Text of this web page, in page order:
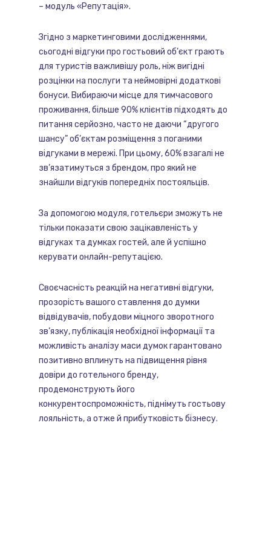
– модуль «Репутація».
Згідно з маркетинговими дослідженнями,
сьогодні відгуки про гостьовий об’єкт грають
для туристів важливішу роль, ніж вигідні
розцінки на послуги та неймовірні додаткові
бонуси. Вибираючи місце для тимчасового
проживання, більше 90% клієнтів підходять до
питання серйозно, часто не даючи “другого
шансу” об’єктам розміщення з поганими
відгуками в мережі. При цьому, 60% взагалі не
зв’язатимуться з брендом, про який не
знайшли відгуків попередніх постояльців.
За допомогою модуля, готельєри зможуть не
тільки показати свою зацікавленість у
відгуках та думках гостей, але й успішно
керувати онлайн-репутацією.
Своєчасність реакцій на негативні відгуки,
прозорість вашого ставлення до думки
відвідувачів, побудови міцного зворотного
зв’язку, публікація необхідної інформації та
можливість аналізу маси думок гарантовано
позитивно вплинуть на підвищення рівня
довіри до готельного бренду,
продемонструють його
конкурентоспроможність, піднімуть гостьову
лояльність, а отже й прибутковість бізнесу.